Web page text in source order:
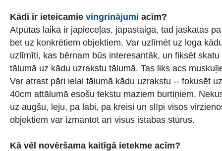
Kādi ir ieteicamie vingrinājumi acīm?
Atpūtas laikā ir jāpieceļas, jāpastaigā, tad jāskatās
bet uz konkrētiem objektiem. Var uzlīmēt uz loga
uzlīmīti, kas bērnam būs interesantāk, un fiksēt
tālumā uz kādu uzrakstu tālumā. Tas liks acs
Var atrast pāri ielai tālumā kādu uzrakstu -- fokusēt
40cm attālumā esošu tekstu maziem burtiņiem.
uz augšu, leju, pa labi, pa kreisi un slīpi visos
objektiem var izmantot arī visus istabas stūrus.
Kā vēl novēršama kaitīgā ietekme acīm?